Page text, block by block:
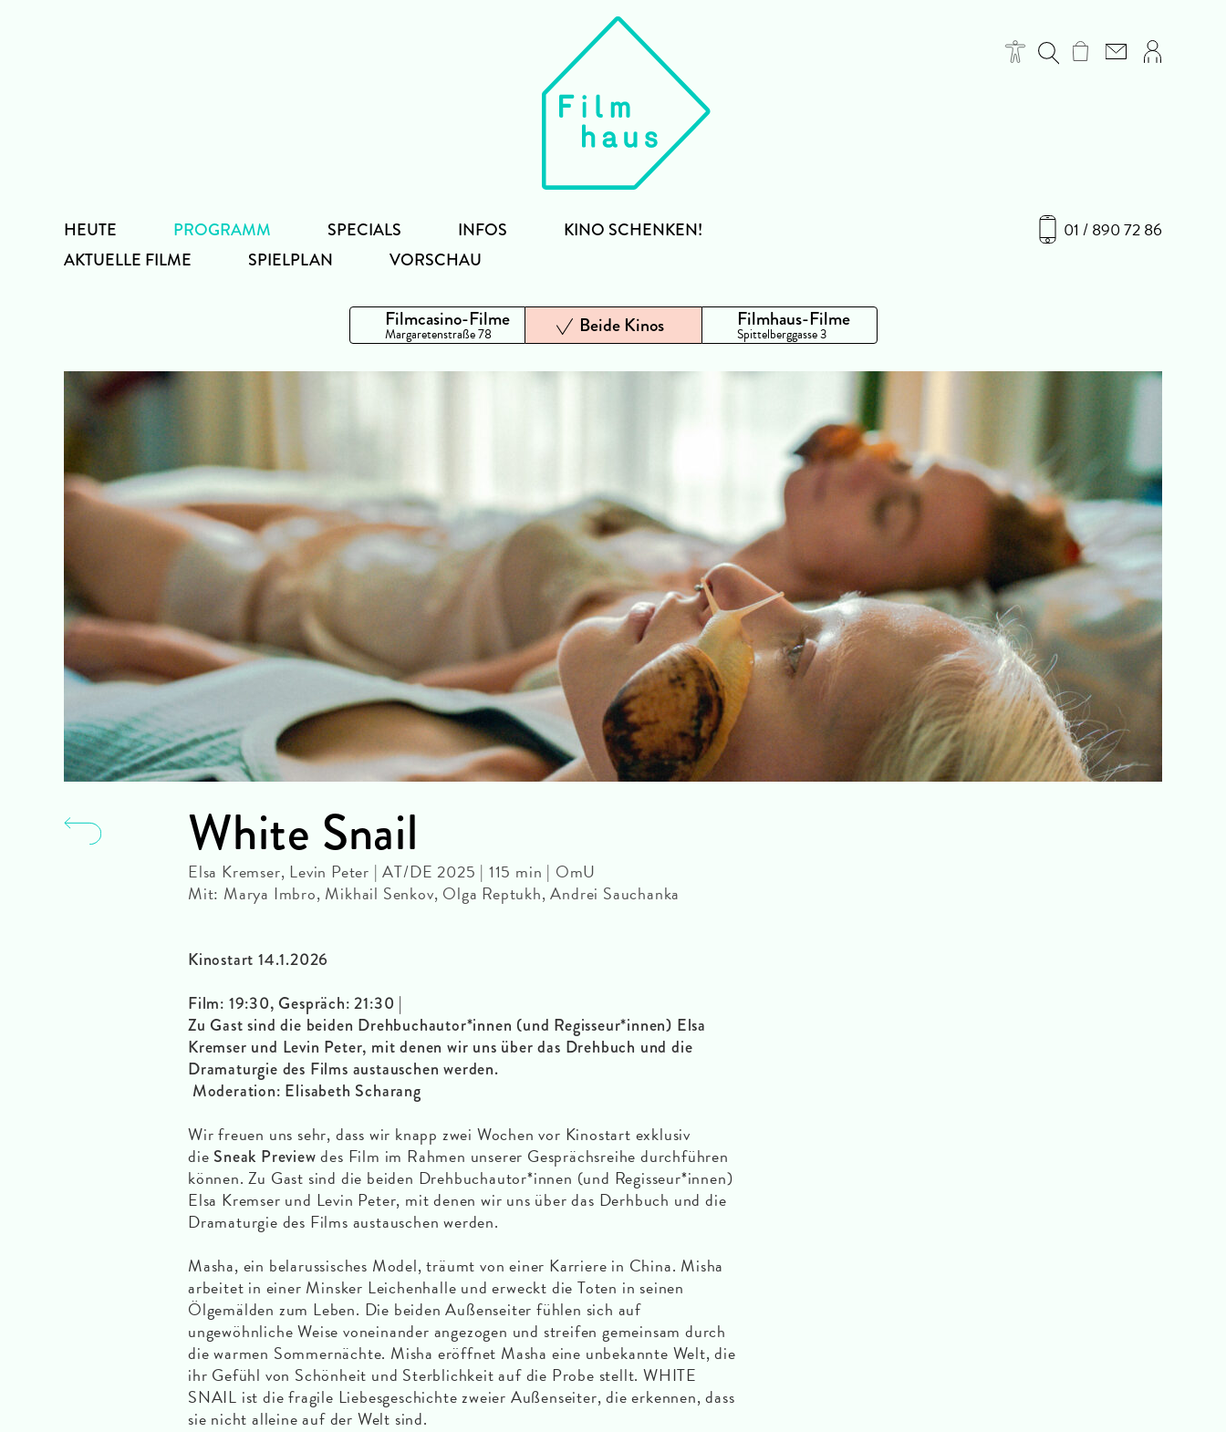
01 / 890 72 86
HEUTE
PROGRAMM
AKTUELLE FILME
SPIELPLAN VORSCHAU
SPECIALS INFOS KINO SCHENKEN!
Filmcasino-Filme
Margaretenstraße 78 Beide Kinos Filmhaus-Filme
Spittelberggasse 3
White Snail
Elsa Kremser, Levin Peter | AT/DE 2025 | 115 min | OmU
Mit: Marya Imbro, Mikhail Senkov, Olga Reptukh, Andrei Sauchanka
Kinostart 14.1.2026
Film: 19:30, Gespräch: 21:30 |
Zu Gast sind die beiden Drehbuchautor*innen (und Regisseur*innen) Elsa
Kremser und Levin Peter, mit denen wir uns über das Drehbuch und die
Dramaturgie des Films austauschen werden.
Moderation: Elisabeth Scharang
Wir freuen uns sehr, dass wir knapp zwei Wochen vor Kinostart exklusiv
die Sneak Previewdes Film im Rahmen unserer Gesprächsreihe durchführen
können. Zu Gast sind die beiden Drehbuchautor*innen (und Regisseur*innen)
Elsa Kremser und Levin Peter, mit denen wir uns über das Derhbuch und die
Dramaturgie des Films austauschen werden.
Masha, ein belarussisches Model, träumt von einer Karriere in China. Misha
arbeitet in einer Minsker Leichenhalle und erweckt die Toten in seinen
Ölgemälden zum Leben. Die beiden Außenseiter fühlen sich auf
ungewöhnliche Weise voneinander angezogen und streifen gemeinsam durch
die warmen Sommernächte. Misha eröffnet Masha eine unbekannte Welt, die
ihr Gefühl von Schönheit und Sterblichkeit auf die Probe stellt. WHITE
SNAIL ist die fragile Liebesgeschichte zweier Außenseiter, die erkennen, dass
sie nicht alleine auf der Welt sind.